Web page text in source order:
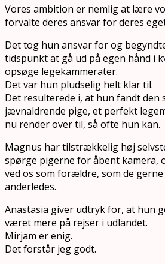
Vores ambition er nemlig at lære
forvalte deres ansvar for deres
Det tog hun ansvar for og
tidspunkt at gå ud på egen hånd i
opsøge legekammerater.
Det var hun pludselig helt klar til.
Det resulterede i, at hun fandt den
jævnaldrende pige, et perfekt
nu render over til, så ofte hun kan.
Magnus har tilstrækkelig høj
spørge pigerne for åbent kamera,
ved os som forældre, som de
anderledes.
Anastasia giver udtryk for, at hun
været mere på rejser i udlandet.
Mirjam er enig.
Det forstår jeg godt.